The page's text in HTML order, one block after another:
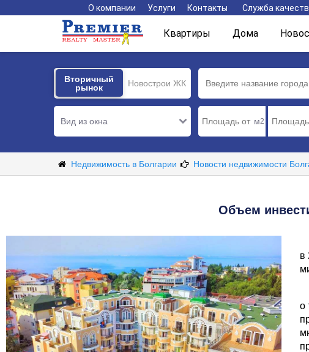
О компании Услуги Контакты Служба
Квартиры Дома
Вторичный
рынок
Новострои ЖК
Вторичный
рынок
Вид из окна м2
Недвижимость в Болгарии Новости недвижимости
Объем
в
о